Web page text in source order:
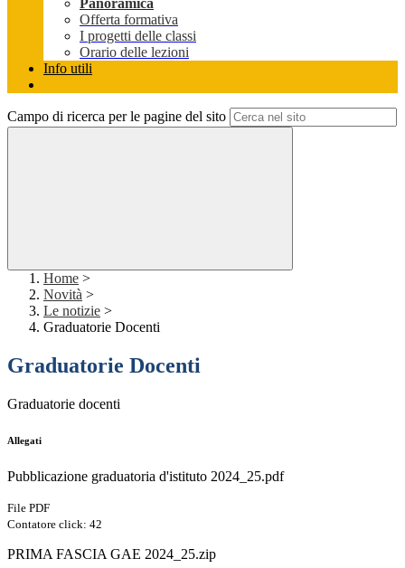
Panoramica
Offerta formativa
I progetti delle classi
Orario delle lezioni
Info utili
Campo di ricerca per le pagine del sito
Home >
Novità >
Le notizie >
Graduatorie Docenti
Graduatorie Docenti
Graduatorie docenti
Allegati
Pubblicazione graduatoria d'istituto 2024_25.pdf
File PDF
Contatore click: 42
PRIMA FASCIA GAE 2024_25.zip